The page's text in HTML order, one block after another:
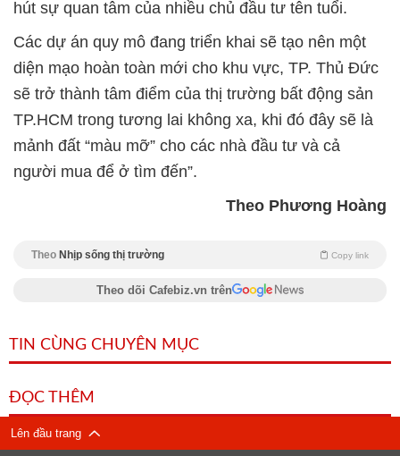
hút sự quan tâm của nhiều chủ đầu tư tên tuổi.
Các dự án quy mô đang triển khai sẽ tạo nên một
diện mạo hoàn toàn mới cho khu vực, TP. Thủ Đức
sẽ trở thành tâm điểm của thị trường bất động sản
TP.HCM trong tương lai không xa, khi đó đây sẽ là
mảnh đất “màu mỡ” cho các nhà đầu tư và cả
người mua để ở tìm đến”.
Theo Phương Hoàng
Theo Nhịp sống thị trường Copy link
Theo dõi Cafebiz.vn trên
TIN CÙNG CHUYÊN MỤC
ĐỌC THÊM
Lên đầu trang